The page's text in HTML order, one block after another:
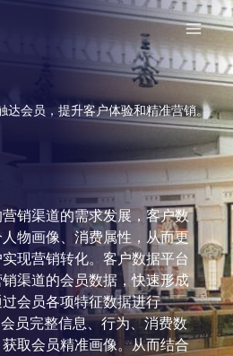
达会员，提升客户体验和精准营销。
销渠道的需求发展，客户数
物画像、消费属性，从而更
现营销转化。客户数据平台
渠道的会员数据，快速形成
会员各项特征数据进行
员完整信息、行为、消费数
取会员精准画像。从而结合